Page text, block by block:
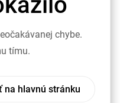
chybe.
tímu.
na hlavnú stránku